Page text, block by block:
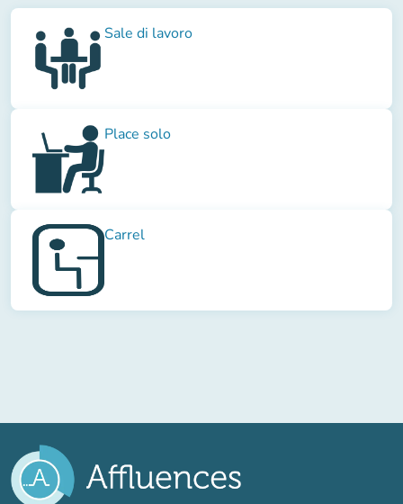
Sale di lavoro
Place solo
Carrel